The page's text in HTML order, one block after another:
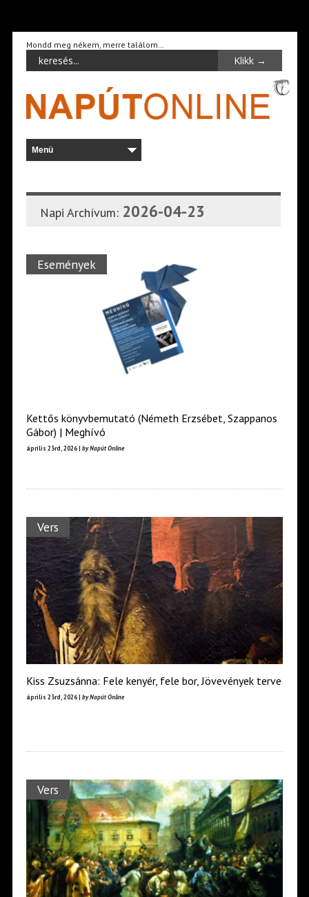
Mondd meg nékem, merre találom…
Napi Archívum: 2026-04-23
Események
Kettős könyvbemutató (Németh Erzsébet, Szappanos
Gábor) | Meghívó
április 23rd, 2026 | by Napút Online
Vers
Kiss Zsuzsánna: Fele kenyér, fele bor, Jövevények terve
április 23rd, 2026 | by Napút Online
Vers